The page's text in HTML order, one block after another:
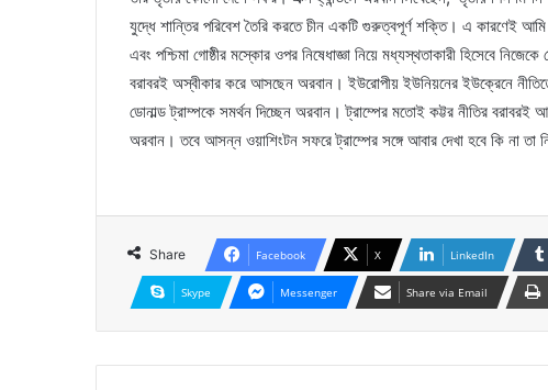
যুদ্ধে শান্তির পরিবেশ তৈরি করতে চীন একটি গুরুত্বপূর্ণ শক্তি। এ কারণেই আমি
এবং পশ্চিমা গোষ্ঠীর মস্কোর ওপর নিষেধাজ্ঞা নিয়ে মধ্যস্থতাকারী হিসেবে
বরাবরই অস্বীকার করে আসছেন অরবান। ইউরোপীয় ইউনিয়নের ইউক্রেনে
ডোনাল্ড ট্রাম্পকে সমর্থন দিচ্ছেন অরবান। ট্রাম্পের মতোই কট্টর নীতির বরাবরই
অরবান। তবে আসন্ন ওয়াশিংটন সফরে ট্রাম্পের সঙ্গে আবার দেখা হবে কি না তা
Share Facebook X LinkedIn
Skype Messenger Share via Email